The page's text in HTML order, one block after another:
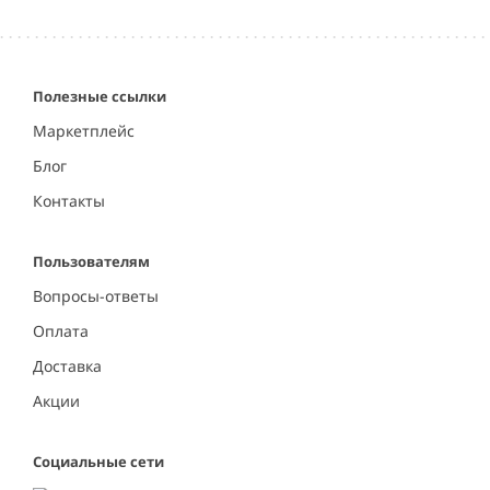
5
Полезные ссылки
Маркетплейс
Блог
Контакты
Пользователям
Вопросы-ответы
Оплата
Доставка
Акции
Социальные сети